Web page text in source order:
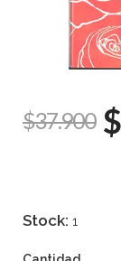
$37.900
Stock: 1